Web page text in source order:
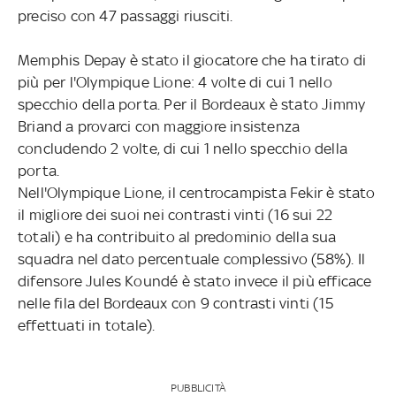
preciso con 47 passaggi riusciti.
Memphis Depay è stato il giocatore che ha tirato di
più per l'Olympique Lione: 4 volte di cui 1 nello
specchio della porta. Per il Bordeaux è stato Jimmy
Briand a provarci con maggiore insistenza
concludendo 2 volte, di cui 1 nello specchio della
porta.
Nell'Olympique Lione, il centrocampista Fekir è stato
il migliore dei suoi nei contrasti vinti (16 sui 22
totali) e ha contribuito al predominio della sua
squadra nel dato percentuale complessivo (58%). Il
difensore Jules Koundé è stato invece il più efficace
nelle fila del Bordeaux con 9 contrasti vinti (15
effettuati in totale).
PUBBLICITÀ